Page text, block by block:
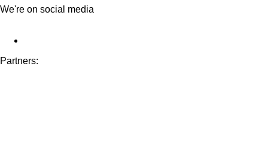
We're on social media
Partners: